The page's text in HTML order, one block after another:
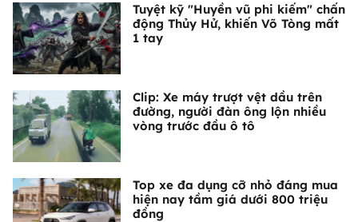
Tuyệt kỹ "Huyền vũ phi kiếm" chấn
động Thủy Hử, khiến Võ Tòng mất
1 tay
Clip: Xe máy trượt vệt dầu trên
đường, người đàn ông lộn nhiều
vòng trước đầu ô tô
Top xe đa dụng cỡ nhỏ đáng mua
hiện nay tầm giá dưới 800 triệu
đồng